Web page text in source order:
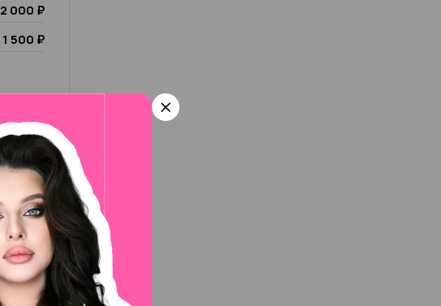
2 000 ₽
1 500 ₽
300 ₽
1 700 ₽